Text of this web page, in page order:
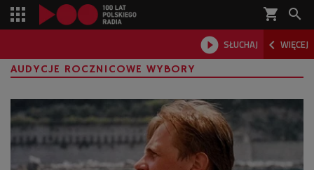
shopping_cart 
 SŁUCHAJ  WIĘCEJ

AUDYCJE ROCZNICOWE WYBORY